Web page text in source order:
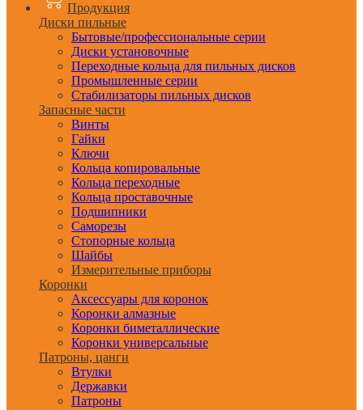
Продукция
Диски пильные
Бытовые/профессиональные серии
Диски установочные
Переходные кольца для пильных дисков
Промышленные серии
Стабилизаторы пильных дисков
Запасные части
Винты
Гайки
Ключи
Кольца копировальные
Кольца переходные
Кольца проставочные
Подшипники
Саморезы
Стопорные кольца
Шайбы
Измерительные приборы
Коронки
Аксессуары для коронок
Коронки алмазные
Коронки биметаллические
Коронки универсальные
Патроны, цанги
Втулки
Державки
Патроны